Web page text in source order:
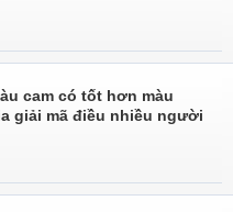
cam có tốt hơn màu
giải mã điều nhiều người